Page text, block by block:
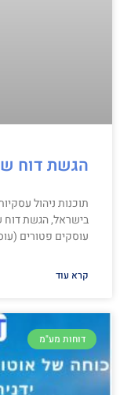
הגשת דוח
תוכנות ניהול
בישראל, הגשת דוח
עוסקים פטורים
קרא עוד
דוחות מע"מ